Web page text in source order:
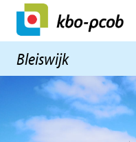
Bleiswijk
Home